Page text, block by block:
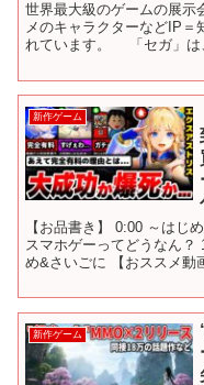
世界最大級のゲームの展示
メのキャラクターなどIP＝
れています。 「セガ」は
新作ゲーム
【お品書き】 0:00 ～はじ
スマホゲーってどうなん？
め&さいごに 【おススメ動
新作ゲーム